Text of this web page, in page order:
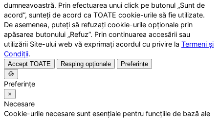
dumneavoastră. Prin efectuarea unui click pe butonul „Sunt de
acord”, sunteți de acord ca TOATE cookie-urile să fie utilizate.
De asemenea, puteți să refuzați cookie-urile opționale prin
apăsarea butonului „Refuz”. Prin continuarea accesării sau
utilizării Site-ului web vă exprimați acordul cu privire la Termeni și
Condiții.
Accept TOATE Resping opționale
Preferințe
🍪
Preferințe
×
Necesare
Cookie-urile necesare sunt esențiale pentru funcțiile de bază ale